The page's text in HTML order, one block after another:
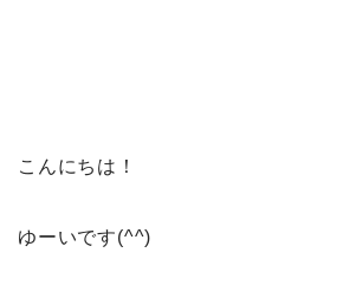
こんにちは！
ゆーいです(^^)